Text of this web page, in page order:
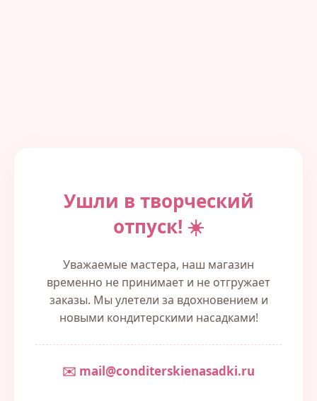
Ушли в творческий
отпуск! ☀️
Уважаемые мастера, наш магазин
временно не принимает и не отгружает
заказы. Мы улетели за вдохновением и
новыми кондитерскими насадками!
✉️ mail@conditerskienasadki.ru